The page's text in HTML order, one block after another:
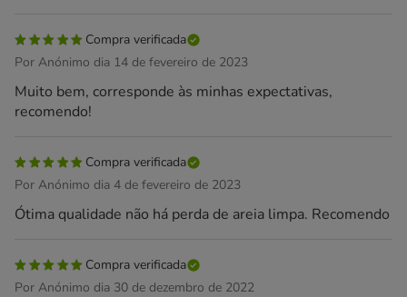
Compra verificada
Por Anónimo dia 14 de fevereiro de 2023
Muito bem, corresponde às minhas expectativas,
recomendo!
Compra verificada
Por Anónimo dia 4 de fevereiro de 2023
Ótima qualidade não há perda de areia limpa. Recomendo
Compra verificada
Por Anónimo dia 30 de dezembro de 2022